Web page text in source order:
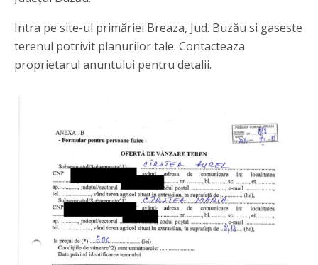
Intra pe site-ul primăriei Breaza, Jud. Buzău si gaseste
terenul potrivit planurilor tale. Contacteaza
proprietarul anuntului pentru detalii.